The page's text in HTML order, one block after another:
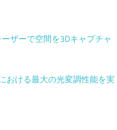
ザーで空間を3Dキャプチャ
おける最大の光変調性能を実